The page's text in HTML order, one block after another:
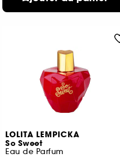
LOLITA LEMPICKA
So Sweet
Eau de Parfum